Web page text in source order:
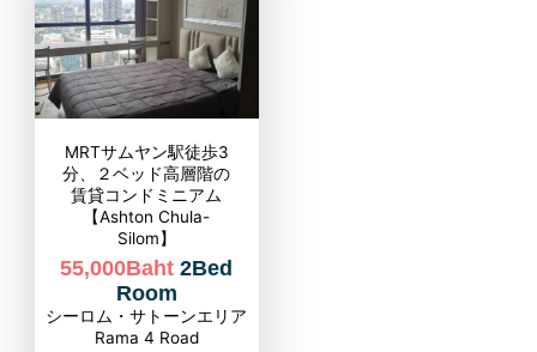
MRTサムヤン駅徒歩3
分、２ベッド高層階の
賃貸コンドミニアム
【Ashton Chula-
Silom】
55,000Baht2Bed
Room
シーロム・サトーンエリア
Rama 4 Road